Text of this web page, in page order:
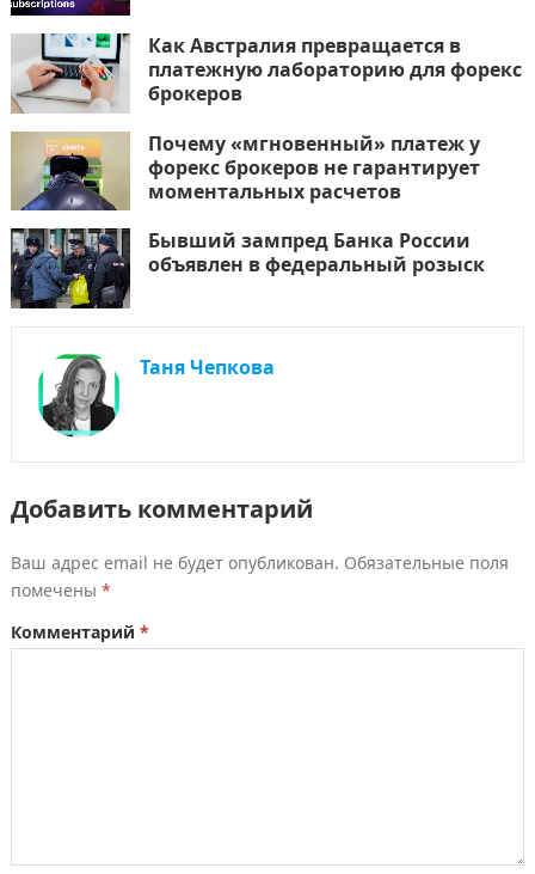
Как Австралия превращается в
платежную лабораторию для форекс
брокеров
Почему «мгновенный» платеж у
форекс брокеров не гарантирует
моментальных расчетов
Бывший зампред Банка России
объявлен в федеральный розыск
Таня Чепкова
Добавить комментарий
Ваш адрес email не будет опубликован. Обязательные поля
помечены *
Комментарий *